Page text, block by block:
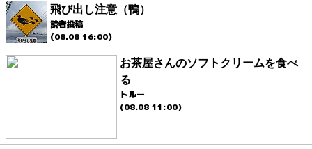
飛び出し注意（鴨）
読者投稿
(08.08 16:00)
お茶屋さんのソフトクリームを食べ
る
トルー
(08.08 11:00)